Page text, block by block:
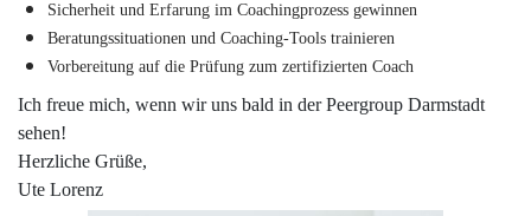
Sicherheit und Erfarung im Coachingprozess gewinnen
Beratungssituationen und Coaching-Tools trainieren
Vorbereitung auf die Prüfung zum zertifizierten Coach
Ich freue mich, wenn wir uns bald in der Peergroup Darmstadt
sehen!
Herzliche Grüße,
Ute Lorenz